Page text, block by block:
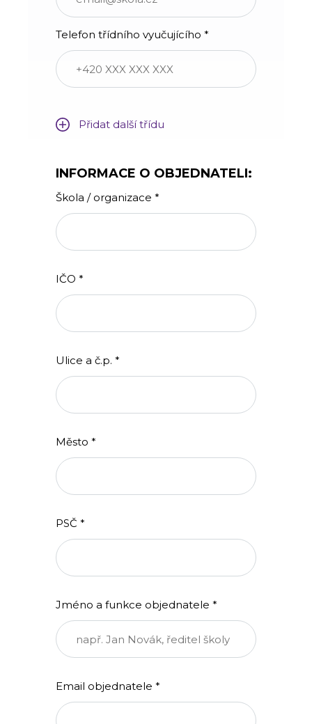
Telefon třídního vyučujícího *
Přidat další třídu
INFORMACE O OBJEDNATELI:
Škola / organizace *
IČO *
Ulice a č.p. *
Město *
PSČ *
Jméno a funkce objednatele *
Email objednatele *